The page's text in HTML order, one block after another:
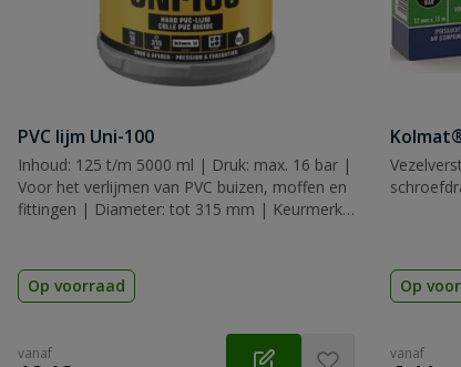
PVC lijm Uni-100
Inhoud: 125 t/m 5000 ml | Druk: max. 16 bar |
Voor het verlijmen van PVC buizen, moffen en
fittingen | Diameter: tot 315 mm | Keurmerk:
Op voorraad
vanaf
Op
vanaf